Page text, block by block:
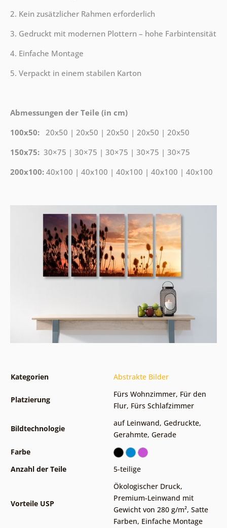
2. Kein zusätzlicher Rahmen erforderlich
3. Gedruckt mit modernen Plottern – hohe Farbintensität
4. Einfache Montage
5. Verpackt in einem stabilen Karton
Abmessungen der Teile (in cm)
100x50: 20x50 | 20x50 | 20x50 | 20x50 | 20x50
150x75: 30×75 | 30×75 | 30×75 | 30×75 | 30×75
200x100: 40x100 | 40x100 | 40x100 | 40x100 | 40x100
Kategorien Abstrakte Bilder
Platzierung
Fürs Wohnzimmer, Für den
Flur, Fürs Schlafzimmer
Bildtechnologie
auf Leinwand, Gedruckte,
Gerahmte, Gerade
Farbe
Anzahl der Teile
5-teilige
Vorteile USP
Ökologischer Druck,
Premium-Leinwand mit
Gewicht von 280 g/m², Satte
Farben, Einfache Montage